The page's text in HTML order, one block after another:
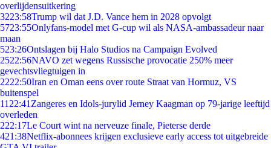
overlijdensuitkering
3223:58Trump wil dat J.D. Vance hem in 2028 opvolgt
5723:55Onlyfans-model met G-cup wil als NASA-ambassadeur naar
maan
523:26Ontslagen bij Halo Studios na Campaign Evolved
2522:56NAVO zet wegens Russische provocatie 250% meer
gevechtsvliegtuigen in
2222:50Iran en Oman eens over route Straat van Hormuz, VS
buitenspel
11 22:41 Zangeres en Idols-jurylid Jerney Kaagman op 79-jarige leeftijd
overleden
222:17Le Court wint na nerveuze finale, Pieterse derde
421:38Netflix-abonnees krijgen exclusieve early access tot uitgebreide